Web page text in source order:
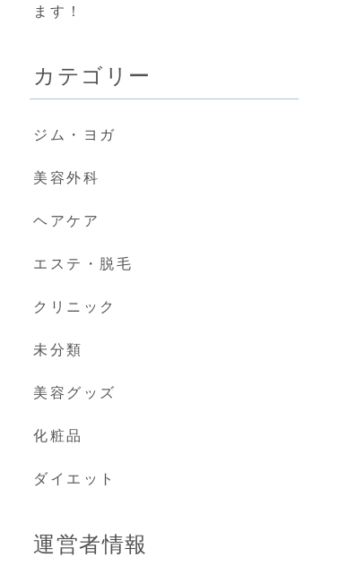
ます！
カテゴリー
ジム・ヨガ
美容外科
ヘアケア
エステ・脱毛
クリニック
未分類
美容グッズ
化粧品
ダイエット
運営者情報